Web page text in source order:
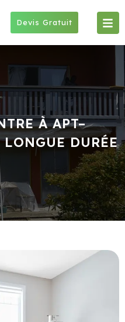
Devis Gratuit
À APT–
DURÉE